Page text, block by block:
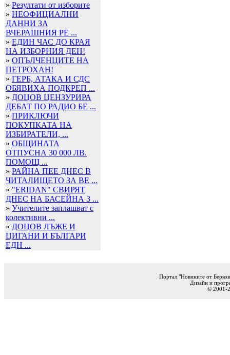
» Резултати от изборите
» НЕОФИЦИАЛНИ
ДАННИ ЗА
ВЧЕРАШНИЯ РЕ ...
» ЕДИН ЧАС ДО КРАЯ
НА ИЗБОРНИЯ ДЕН!
» ОПЪЛЧЕНЦИТЕ НА
ПЕТРОХАН!
» ГЕРБ, АТАКА И СДС
ОБЯВИХА ПОДКРЕП ...
» ДОЦОВ ЦЕНЗУРИРА
ДЕБАТ ПО РАДИО БЕ ...
» ПРИКЛЮЧИ
ПОКУПКАТА НА
ИЗБИРАТЕЛИ, ...
» ОБЩИНАТА
ОТПУСНА 30 000 ЛВ.
ПОМОЩ ...
» РАЙНА ПЕЕ ДНЕС В
ЧИТАЛИЩЕТО ЗА ВЕ ...
» "ERIDAN" СВИРЯТ
ДНЕС НА БАСЕЙНА З ...
» Учителите заплашват с
колективни ...
» ДОЦОВ ЛЪЖЕ И
ЦИГАНИ И БЪЛГАРИ
ЕДН ...
Портал "Новините от
Дизайн и
© 2001-